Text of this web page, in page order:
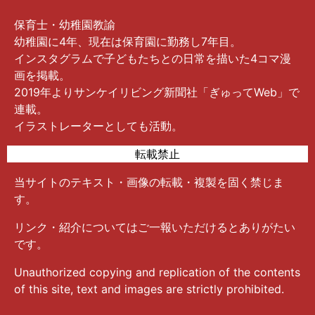
保育士・幼稚園教諭
幼稚園に4年、現在は保育園に勤務し7年目。
インスタグラムで子どもたちとの日常を描いた4コマ漫
画を掲載。
2019年よりサンケイリビング新聞社「ぎゅってWeb」で
連載。
イラストレーターとしても活動。
転載禁止
当サイトのテキスト・画像の転載・複製を固く禁じま
す。
リンク・紹介についてはご一報いただけるとありがたい
です。
Unauthorized copying and replication of the contents
of this site, text and images are strictly prohibited.